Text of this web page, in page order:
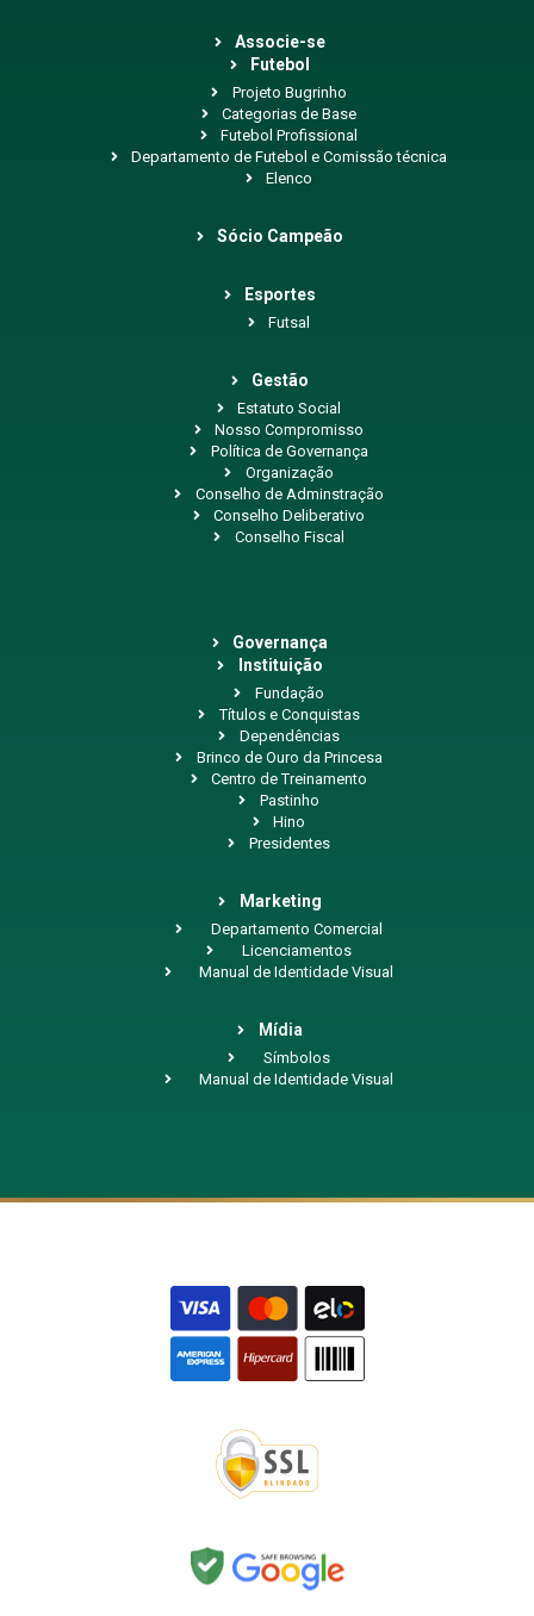
Associe-se
Futebol
Projeto Bugrinho
Categorias de Base
Futebol Profissional
Departamento de Futebol e Comissão técnica
Elenco
Sócio Campeão
Esportes
Futsal
Gestão
Estatuto Social
Nosso Compromisso
Política de Governança
Organização
Conselho de Adminstração
Conselho Deliberativo
Conselho Fiscal
Governança
Instituição
Fundação
Títulos e Conquistas
Dependências
Brinco de Ouro da Princesa
Centro de Treinamento
Pastinho
Hino
Presidentes
Marketing
Departamento Comercial
Licenciamentos
Manual de Identidade Visual
Mídia
Símbolos
Manual de Identidade Visual